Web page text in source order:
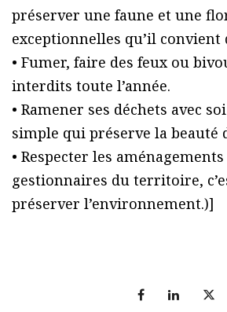
préserver une faune et une
exceptionnelles qu’il convient
• Fumer, faire des feux ou
interdits toute l’année.
• Ramener ses déchets avec
simple qui préserve la beauté
• Respecter les
gestionnaires du territoire,
préserver l’environnement.)]